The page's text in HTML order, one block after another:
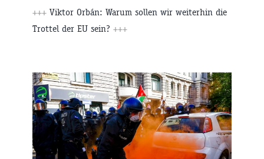
+++ Viktor Orbán: Warum sollen wir weiterhin die
Trottel der EU sein? +++